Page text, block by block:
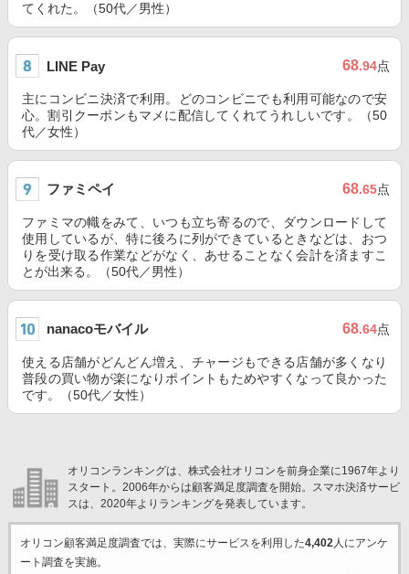
てくれた。（50代／男性）
LINE Pay 68.94点
主にコンビニ決済で利用。どのコンビニでも利用可能なので安
心。割引クーポンもマメに配信してくれてうれしいです。（50
代／女性）
ファミペイ 68.65点
ファミマの幟をみて、いつも立ち寄るので、ダウンロードして
使用しているが、特に後ろに列ができているときなどは、おつ
りを受け取る作業などがなく、あせることなく会計を済ますこ
とが出来る。（50代／男性）
nanacoモバイル 68.64点
使える店舗がどんどん増え、チャージもできる店舗が多くなり
普段の買い物が楽になりポイントもためやすくなって良かった
です。（50代／女性）
オリコンランキングは、株式会社オリコンを前身企業に1967年より
スタート。2006年からは顧客満足度調査を開始。スマホ決済サービ
スは、2020年よりランキングを発表しています。
オリコン顧客満足度調査では、実際にサービスを利用した4,402人にアンケ
ート調査を実施。